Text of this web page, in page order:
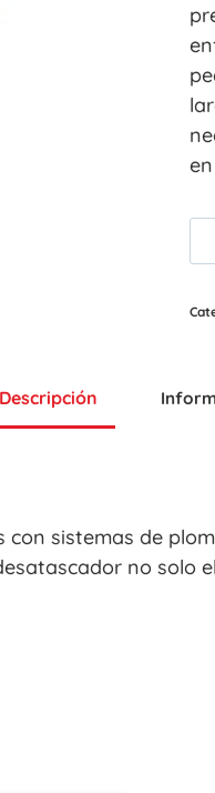
Descripción
sistemas de
no solo